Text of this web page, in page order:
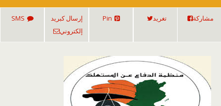
مشاركة تغريد Pin
إرسال كبريد
إلكتروني
SMS